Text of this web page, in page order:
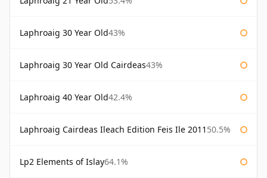
Laphroaig 30 Year Old43%
Laphroaig 30 Year Old Cairdeas43%
Laphroaig 40 Year Old42.4%
Laphroaig Cairdeas Ileach Edition Feis Ile 2011 50.5%
Lp2 Elements of Islay64.1%